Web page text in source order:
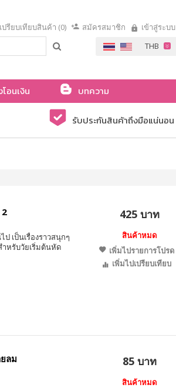
เปรียบเทียบสินค้า (0) สมัครสมาชิก เข้าสู่ระบบ
โอนเงิน
บทความ
รับประกันสินค้าถึงมือแน่นอน
เป็นเรื่องราวสนุกๆ
หรับวัยเริ่มต้นหัด
425 บาท
สินค้าหมด
เพิ่มไปรายการโปรด
เพิ่มไปเปรียบเทียบ
ลม 85 บาท
สินค้าหมด